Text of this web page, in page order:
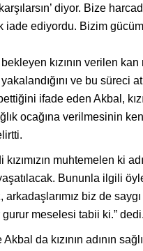
diyor. Bize
iade ediyordu. Bizim
kızının verilen
ve bu süreci
ifade eden Akbal,
ocağına verilmesinin
kızımızın muhtemelen ki
Bununla ilgili
arkadaşlarımız biz de
meselesi tabii ki.” dedi.
da kızının adının